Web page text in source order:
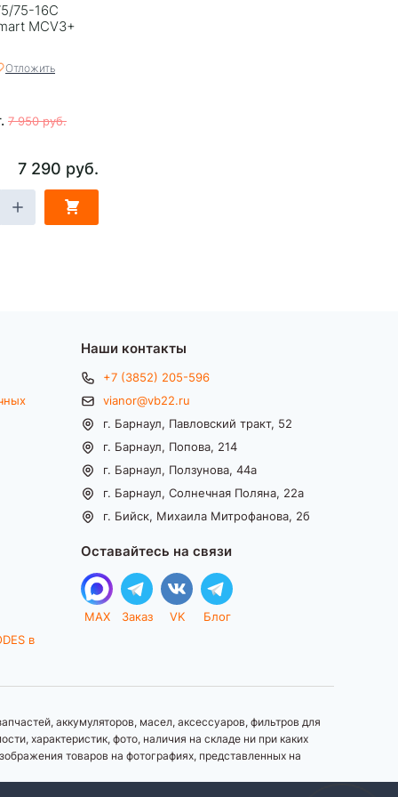
75-16C
MCV3+
Отложить
7 950 руб.
7 290 руб.
в
Наши контакты
+7 (3852) 205-596
vianor@vb22.ru
г. Барнаул, Павловский тракт, 52
г. Барнаул, Попова, 214
г. Барнаул, Ползунова, 44а
г. Барнаул, Солнечная Поляна, 22а
г. Бийск, Михаила Митрофанова, 2б
Оставайтесь на связи
MAX Заказ VK Блог
аккумуляторов, масел, аксессуаров, фильтров для
характеристик, фото, наличия на складе ни при каких
товаров на фотографиях, представленных на